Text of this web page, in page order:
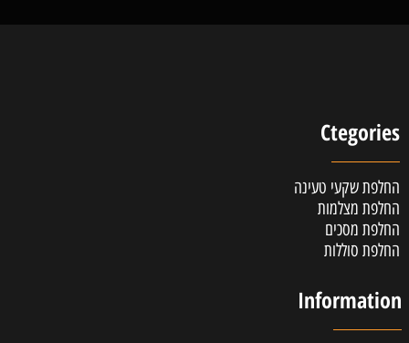
Ctegories
החלפת שקעי טעינה
החלפת מצלמות
החלפת מסכים
החלפת סוללות
Information